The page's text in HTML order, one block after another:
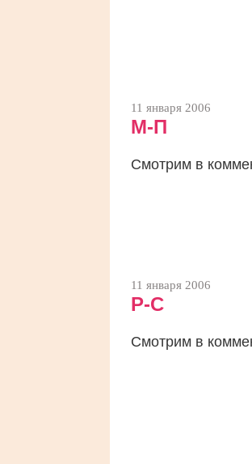
11 января 2006
М-П
Смотрим в
11 января 2006
Р-С
Смотрим в